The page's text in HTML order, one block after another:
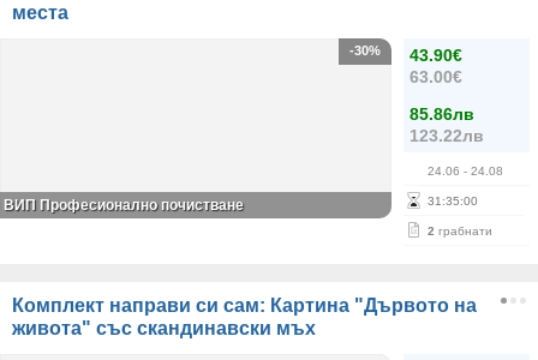
места
43.90€
63.00€
85.86лв
123.22лв
24.06 - 24.08
31 :35:00
2 грабнати
-30%
ВИП Професионално почистване
Комплект направи си сам: Картина "Дървото на
живота" със скандинавски мъх